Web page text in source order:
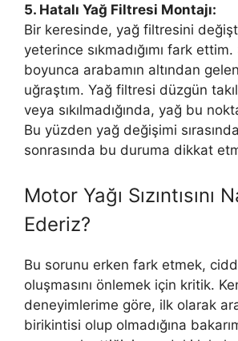
5. Hatalı Yağ Filtresi Montajı:
Bir keresinde, yağ filtresini
yeterince sıkmadığımı fark
boyunca arabamın altından
uğraştım. Yağ filtresi düzgün
veya sıkılmadığında, yağ bu
Bu yüzden yağ değişimi
sonrasında bu duruma dikkat
Motor Yağı Sızıntısını
Ederiz?
Bu sorunu erken fark etmek,
oluşmasını önlemek için kritik.
deneyimlerime göre, ilk olarak
birikintisi olup olmadığına